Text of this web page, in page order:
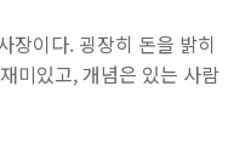
장이다. 굉장히 돈을 밝히
미있고, 개념은 있는 사람